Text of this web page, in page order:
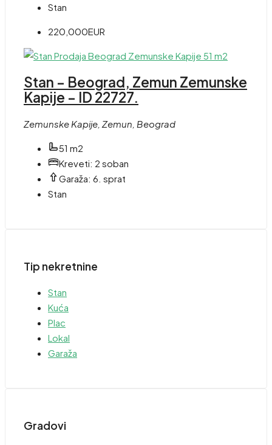
Stan
220,000EUR
Stan – Beograd, Zemun Zemunske
Kapije – ID 22727.
Zemunske Kapije, Zemun, Beograd
51 m2
Kreveti: 2 soban
Garaža: 6. sprat
Stan
Tip nekretnine
Stan
Kuća
Plac
Lokal
Garaža
Gradovi